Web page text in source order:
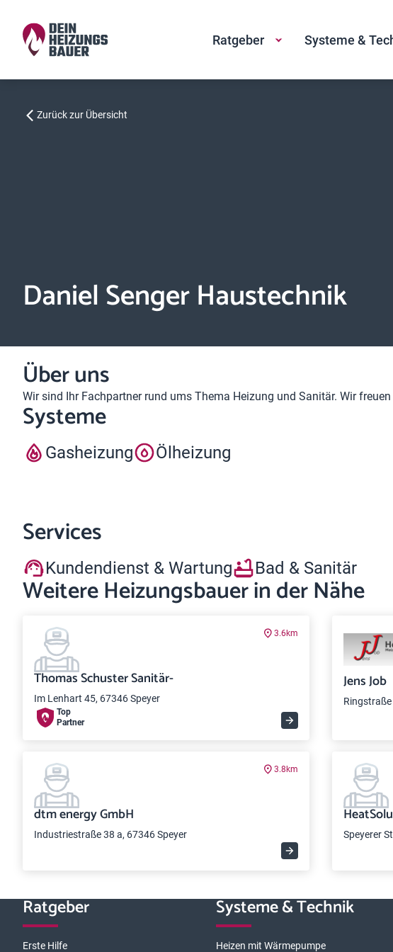
Ratgeber Systeme &
Zurück zur Übersicht
Daniel Senger Haustechnik
Über uns
Wir sind Ihr Fachpartner rund ums Thema Heizung und Sanitär. Wir
Systeme
Gasheizung Ölheizung
Services
Kundendienst & Wartung Bad & Sanitär
Weitere Heizungsbauer in der Nähe
3.6km
Thomas Schuster Sanitär-
Im Lenhart 45, 67346 Speyer
Top
Partner
Jens Job
3.8km
dtm energy GmbH
Industriestraße 38 a, 67346 Speyer Speyerer
Ratgeber
Erste Hilfe
Systeme & Technik
Heizen mit Wärmepumpe